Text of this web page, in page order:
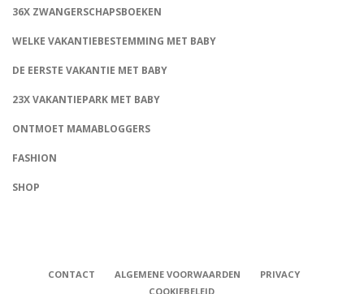
36X ZWANGERSCHAPSBOEKEN
WELKE VAKANTIEBESTEMMING MET BABY
DE EERSTE VAKANTIE MET BABY
23X VAKANTIEPARK MET BABY
ONTMOET MAMABLOGGERS
FASHION
SHOP
CONTACT ALGEMENE VOORWAARDEN
PRIVACY
COOKIEBELEID